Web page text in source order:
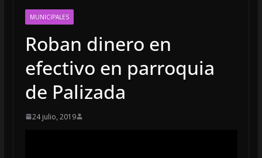
MUNICIPALES
Roban dinero en
efectivo en parroquia
de Palizada
24 julio, 2019